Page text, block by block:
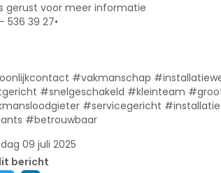
gerust voor meer informatie
536 39 27•
#vakmanschap
#snelgeschakeld #kleinteam
#servicegericht
#betrouwbaar
09 juli 2025
bericht